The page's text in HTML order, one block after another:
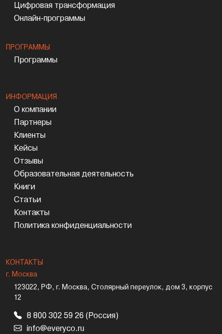
Цифровая трансформация
Онлайн-программы
ПРОГРАММЫ
Программы
ИНФОРМАЦИЯ
О компании
Партнеры
Клиенты
Кейсы
Отзывы
Образовательная деятельность
Книги
Статьи
Контакты
Политика конфиденциальности
КОНТАКТЫ
г. Москва
123022, РФ, г. Москва, Столярный переулок, дом 3, корпус
12
8 800 302 59 26 (Россия)
info@everyco.ru